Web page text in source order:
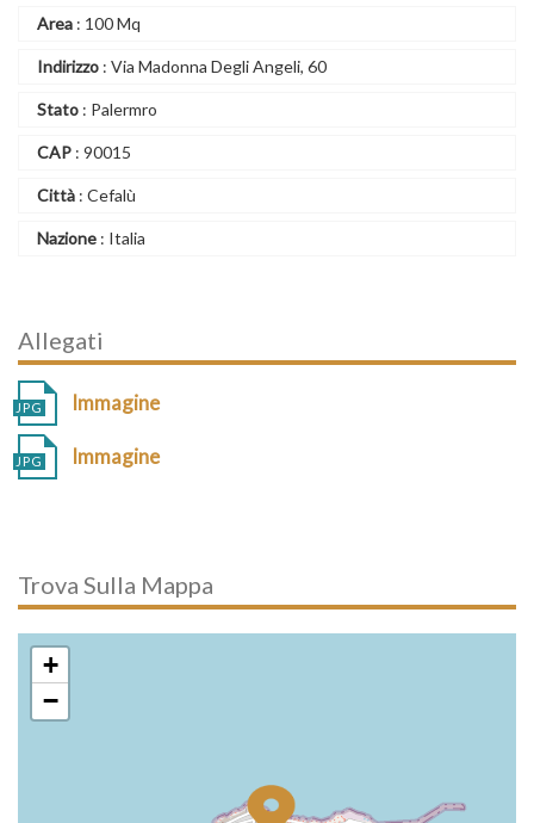
Area : 100 Mq
Indirizzo : Via Madonna Degli Angeli, 60
Stato : Palermro
CAP : 90015
Città : Cefalù
Nazione : Italia
Allegati
Immagine
Immagine
Trova Sulla Mappa
+
−